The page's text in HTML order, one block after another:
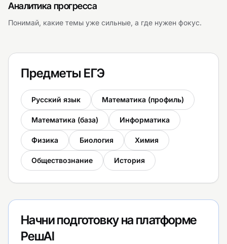
Аналитика прогресса
Понимай, какие темы уже сильные, а где нужен фокус.
Предметы ЕГЭ
Русский язык Математика (профиль)
Математика (база) Информатика
Физика Биология Химия
Обществознание История
Начни подготовку на платформе
РешAI